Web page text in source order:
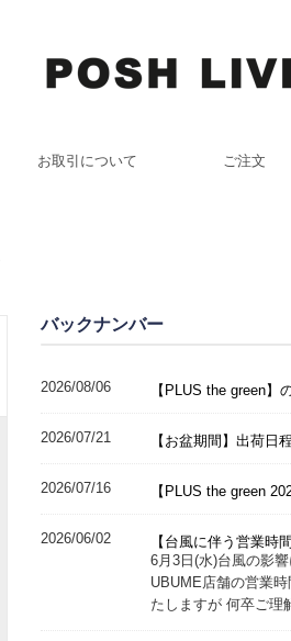
お取引について ご注文
バックナンバー
2026/08/06 【PLUS the green】
2026/07/21 【お盆期間】出荷日
2026/07/16 【PLUS the green
2026/06/02
【台風に伴う営業時
6月3日(水)台風の影
UBUME店舗の営業
たしますが 何卒ご理